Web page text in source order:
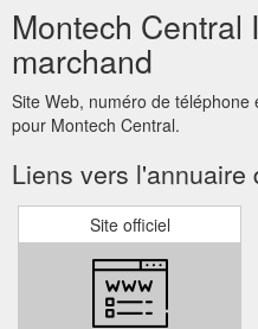
Montech Central
marchand
Site Web, numéro de
pour Montech Central.
Liens vers l'annuaire
Site officiel